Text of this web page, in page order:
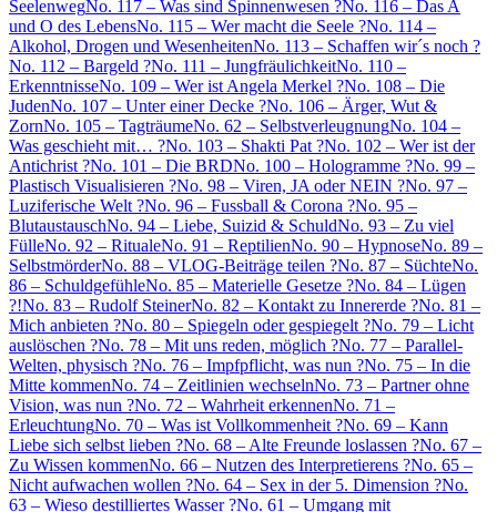
SeelenwegNo. 117 – Was sind Spinnenwesen ?No. 116 – Das A
und O des LebensNo. 115 – Wer macht die Seele ?No. 114 –
Alkohol, Drogen und WesenheitenNo. 113 – Schaffen wir´s noch ?
No. 112 – Bargeld ?No. 111 – JungfräulichkeitNo. 110 –
ErkenntnisseNo. 109 – Wer ist Angela Merkel ?No. 108 – Die
JudenNo. 107 – Unter einer Decke ?No. 106 – Ärger, Wut &
ZornNo. 105 – TagträumeNo. 62 – SelbstverleugnungNo. 104 –
Was geschieht mit… ?No. 103 – Shakti Pat ?No. 102 – Wer ist der
Antichrist ?No. 101 – Die BRDNo. 100 – Hologramme ?No. 99 –
Plastisch Visualisieren ?No. 98 – Viren, JA oder NEIN ?No. 97 –
Luziferische Welt ?No. 96 – Fussball & Corona ?No. 95 –
BlutaustauschNo. 94 – Liebe, Suizid & SchuldNo. 93 – Zu viel
FülleNo. 92 – RitualeNo. 91 – ReptilienNo. 90 – HypnoseNo. 89 –
SelbstmörderNo. 88 – VLOG-Beiträge teilen ?No. 87 – SüchteNo.
86 – SchuldgefühleNo. 85 – Materielle Gesetze ?No. 84 – Lügen
?!No. 83 – Rudolf SteinerNo. 82 – Kontakt zu Innererde ?No. 81 –
Mich anbieten ?No. 80 – Spiegeln oder gespiegelt ?No. 79 – Licht
auslöschen ?No. 78 – Mit uns reden, möglich ?No. 77 – Parallel-
Welten, physisch ?No. 76 – Impfpflicht, was nun ?No. 75 – In die
Mitte kommenNo. 74 – Zeitlinien wechselnNo. 73 – Partner ohne
Vision, was nun ?No. 72 – Wahrheit erkennenNo. 71 –
ErleuchtungNo. 70 – Was ist Vollkommenheit ?No. 69 – Kann
Liebe sich selbst lieben ?No. 68 – Alte Freunde loslassen ?No. 67 –
Zu Wissen kommenNo. 66 – Nutzen des Interpretierens ?No. 65 –
Nicht aufwachen wollen ?No. 64 – Sex in der 5. Dimension ?No.
63 – Wieso destilliertes Wasser ?No. 61 – Umgang mit